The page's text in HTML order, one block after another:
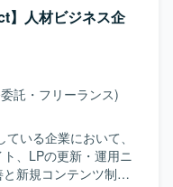
・実装を行っていた
等）を活用した
ただきます。 ・継続
維持・向上に取り組
事業成長に直結する
文言修正だけでな
品質向上に関わって
スタイルが根付いて
リモート・副業・短
】人材ビジネス企
託・フリーランス)
いる企業において、
、LPの更新・運用ニ
新規コンテンツ制作